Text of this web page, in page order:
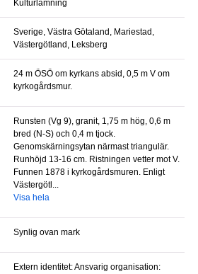
Kulturlämning
Sverige, Västra Götaland, Mariestad,
Västergötland, Leksberg
24 m ÖSÖ om kyrkans absid, 0,5 m V om
kyrkogårdsmur.
Runsten (Vg 9), granit, 1,75 m hög, 0,6 m
bred (N-S) och 0,4 m tjock.
Genomskärningsytan närmast triangulär.
Runhöjd 13-16 cm. Ristningen vetter mot V.
Funnen 1878 i kyrkogårdsmuren. Enligt
Västergötl...
Visa hela
Synlig ovan mark
Extern identitet: Ansvarig organisation: